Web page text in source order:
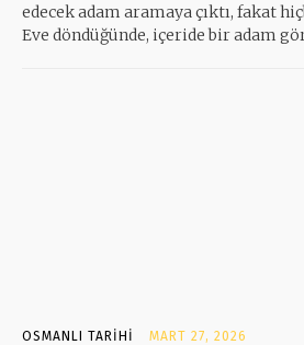
edecek adam aramaya çıktı, fakat
Eve döndüğünde, içeride bir adam
OSMANLI TARIHI MART 27, 2026